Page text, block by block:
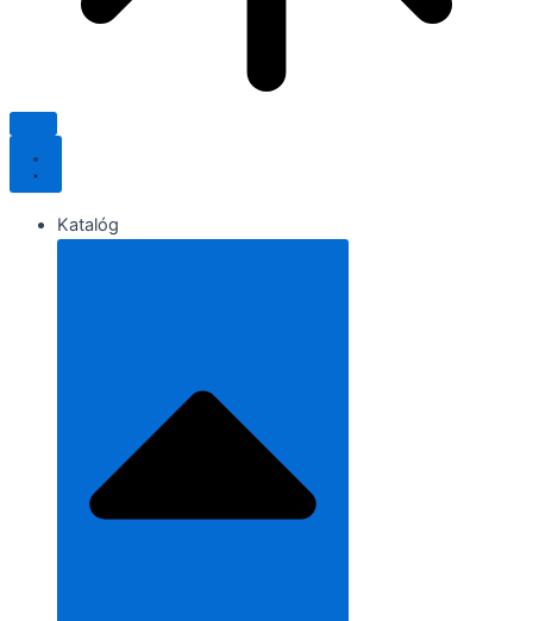
Katalóg